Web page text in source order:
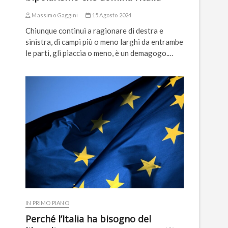
Massimo Gaggini 15 Agosto 2024
Chiunque continui a ragionare di destra e
sinistra, di campi più o meno larghi da entrambe
le parti, gli piaccia o meno, è un demagogo.…
IN PRIMO PIANO
Perché l’Italia ha bisogno del